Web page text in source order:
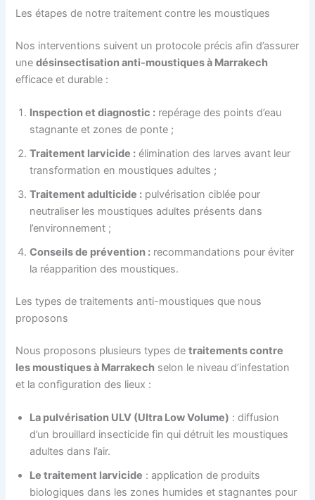
Les étapes de notre traitement contre les moustiques
Nos interventions suivent un protocole précis afin d’assurer
unedésinsectisation anti-moustiques à Marrakech
efficace et durable :
Inspection et diagnostic : repérage des points d’eau
stagnante et zones de ponte ;
Traitement larvicide : élimination des larves avant leur
transformation en moustiques adultes ;
Traitement adulticide : pulvérisation ciblée pour
neutraliser les moustiques adultes présents dans
l’environnement ;
Conseils de prévention : recommandations pour éviter
la réapparition des moustiques.
Les types de traitements anti-moustiques que nous
proposons
Nous proposons plusieurs types detraitements contre
les moustiques à Marrakech selon le niveau d’infestation
et la configuration des lieux :
La pulvérisation ULV (Ultra Low Volume) : diffusion
d’un brouillard insecticide fin qui détruit les moustiques
adultes dans l’air.
Le traitement larvicide : application de produits
biologiques dans les zones humides et stagnantes pour